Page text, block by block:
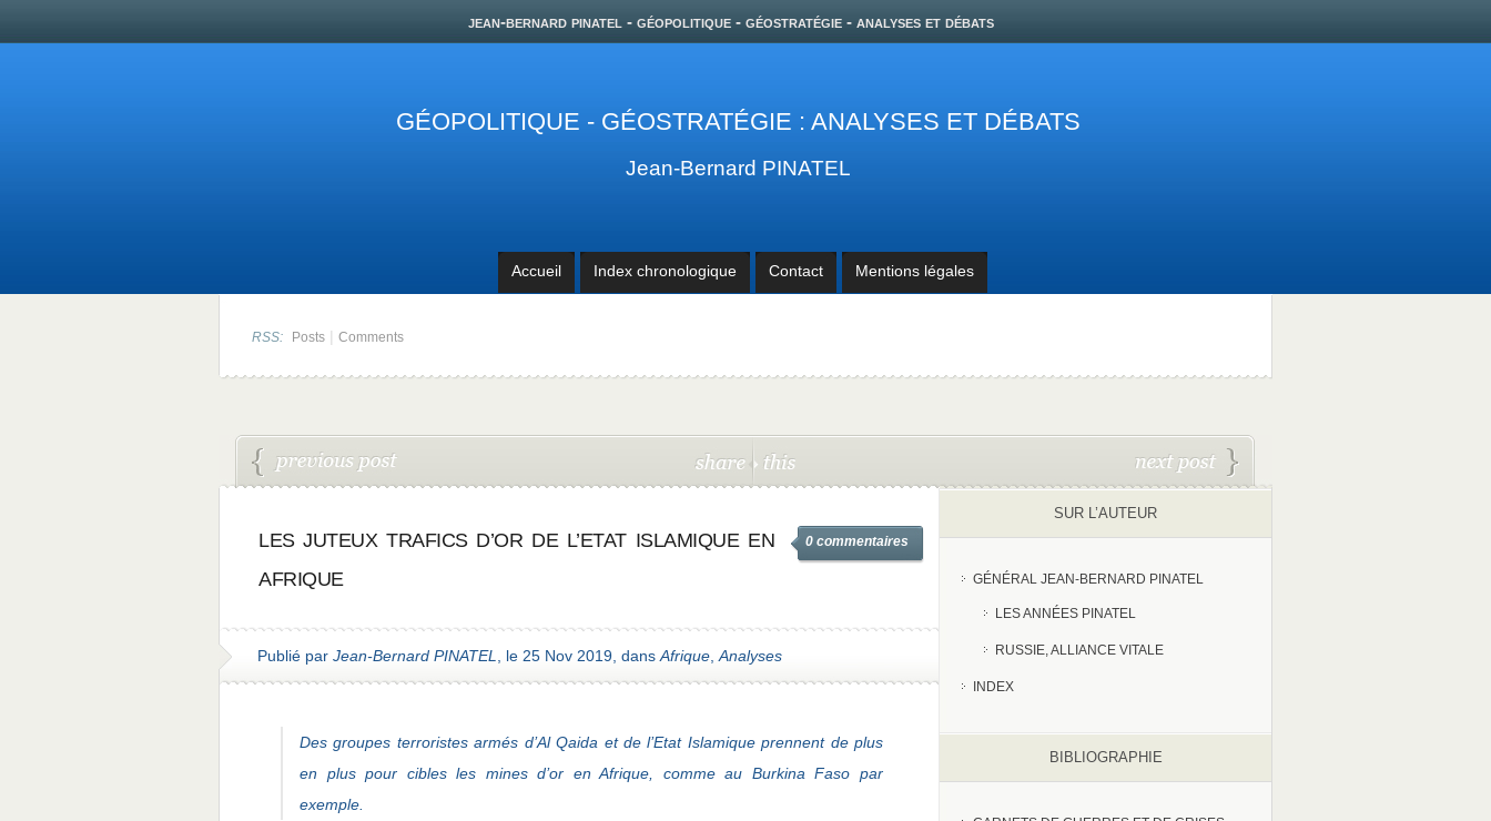
jean-bernard pinatel - géopolitique - géostratégie - analyses et débats
GÉOPOLITIQUE - GÉOSTRATÉGIE : ANALYSES ET DÉBATS
Jean-Bernard PINATEL
Accueil Index chronologique Contact Mentions légales
RSS: Posts | Comments
LES JUTEUX TRAFICS D’OR DE L’ETAT ISLAMIQUE EN
AFRIQUE
0 commentaires
Publié par Jean-Bernard PINATEL , le 25 Nov 2019, dans Afrique Analyses
Des groupes terroristes armés d’Al Qaida et de l’Etat Islamique prennent de plus
en plus pour cibles les mines d’or en Afrique, comme au Burkina Faso par
exemple.
SUR L’AUTEUR
GÉNÉRAL JEAN-BERNARD PINATEL
LES ANNÉES PINATEL
RUSSIE, ALLIANCE VITALE
INDEX
BIBLIOGRAPHIE